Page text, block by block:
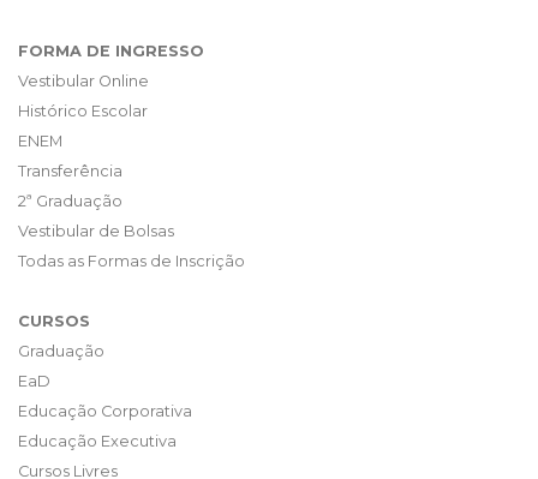
FORMA DE INGRESSO
Vestibular Online
Histórico Escolar
ENEM
Transferência
2ª Graduação
Vestibular de Bolsas
Todas as Formas de Inscrição
CURSOS
Graduação
EaD
Educação Corporativa
Educação Executiva
Cursos Livres